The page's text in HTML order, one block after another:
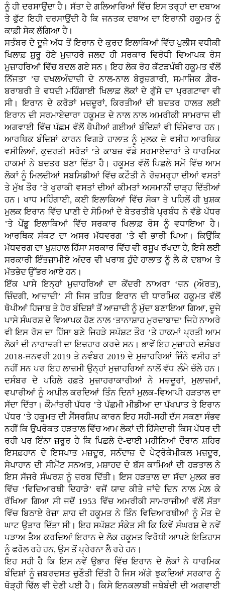
ਨੂੰ ਹੀ ਦਰਸਾਉਂਦਾ ਹੈ। ਸੱਤਾ ਦੇ ਗਲਿਆਰਿਆਂ ਵਿੱਚ ਇਸ ਤਰ੍ਹਾਂ ਦਾ ਦਬਾਅ
ਤੇ ਫੁੱਟ ਇਹੀ ਦਰਸਾਉਂਦੀ ਹੈ ਕਿ ਜਨਤਕ ਦਬਾਅ ਦਾ ਇਰਾਨੀ ਹਕੂਮਤ ਨੂੰ
ਕਾਫ਼ੀ ਸੇਕ ਲੱਗਿਆ ਹੈ।
ਸਤੰਬਰ ਦੇ ਦੂਜੇ ਅੱਧ ਤੋਂ ਇਰਾਨ ਦੇ ਕੁਰਦ ਇਲਾਕਿਆਂ ਵਿੱਚ ਪੁਲੀਸ ਵਧੀਕੀ
ਖਿਲਾਫ਼ ਸ਼ੁਰੂ ਹੋਏ ਮੁਜ਼ਾਹਰੇ ਜਲਦ ਹੀ ਸਰਕਾਰ ਵਿਰੋਧੀ ਵਿਆਪਕ ਰੋਸ
ਮੁਜ਼ਾਹਰਿਆਂ ਵਿੱਚ ਬਦਲ ਗਏ ਸਨ। ਇਹ ਲੋਕ ਰੋਹ ਕੱਟੜਪੰਥੀ ਹਕੂਮਤ ਵੱਲੋਂ
ਨਿੱਜਤਾ ’ਚ ਦਖਲਅੰਦਾਜ਼ੀ ਦੇ ਨਾਲ-ਨਾਲ ਬੇਰੁਜ਼ਗਾਰੀ, ਸਮਾਜਿਕ ਗ਼ੈਰ-
ਬਰਾਬਰੀ ਤੇ ਵਧਦੀ ਮਹਿੰਗਾਈ ਖਿਲਾਫ਼ ਲੋਕਾਂ ਦੇ ਗੁੱਸੇ ਦਾ ਪ੍ਰਗਟਾਵਾ ਵੀ
ਸੀ। ਇਰਾਨ ਦੇ ਕਰੋੜਾਂ ਮਜ਼ਦੂਰਾਂ, ਕਿਰਤੀਆਂ ਦੀ ਬਦਤਰ ਹਾਲਤ ਲਈ
ਇਰਾਨ ਦੀ ਸਰਮਾਏਦਾਰਾ ਹਕੂਮਤ ਦੇ ਨਾਲ ਨਾਲ ਅਮਰੀਕੀ ਸਾਮਰਾਜ ਦੀ
ਅਗਵਾਈ ਵਿੱਚ ਪੱਛਮ ਵੱਲੋਂ ਥੋਪੀਆਂ ਗਈਆਂ ਬੰਦਿਸ਼ਾਂ ਵੀ ਜ਼ਿੰਮੇਵਾਰ ਹਨ।
ਆਰਥਿਕ ਬੰਦਿਸ਼ਾਂ ਕਾਰਨ ਵਿਗੜੇ ਹਾਲਾਤ ਨੂੰ ਮੁਲਕ ਦੇ ਵਸੀਹ ਆਰਥਿਕ
ਵਸੀਲਿਆਂ, ਕੁਦਰਤੀ ਸਰੋਤਾਂ ’ਤੇ ਕਾਬਜ਼ ਵੱਡੇ ਸਰਮਾਏਦਾਰਾਂ ਤੇ ਧਾਰਮਿਕ
ਹਾਕਮਾਂ ਨੇ ਬਦਤਰ ਬਣਾ ਦਿੱਤਾ ਹੈ। ਹਕੂਮਤ ਵੱਲੋਂ ਪਿਛਲੇ ਸਮੇਂ ਵਿੱਚ ਆਮ
ਲੋਕਾਂ ਨੂੰ ਮਿਲਦੀਆਂ ਸਬਸਿਡੀਆਂ ਵਿੱਚ ਕਟੌਤੀ ਨੇ ਰੋਜ਼ਮਰ੍ਹਾ ਦੀਆਂ ਵਸਤਾਂ
ਤੇ ਮੁੱਖ ਤੌਰ ’ਤੇ ਖੁਰਾਕੀ ਵਸਤਾਂ ਦੀਆਂ ਕੀਮਤਾਂ ਅਸਮਾਨੀਂ ਚਾੜ੍ਹ ਦਿੱਤੀਆਂ
ਹਨ। ਖਾਧ ਮਹਿੰਗਾਈ, ਕਈ ਇਲਾਕਿਆਂ ਵਿੱਚ ਸੋਕਾ ਤੇ ਪਹਿਲੋਂ ਹੀ ਖੁਸ਼ਕ
ਮੁਲਕ ਇਰਾਨ ਵਿੱਚ ਪਾਣੀ ਦੇ ਸੋਮਿਆਂ ਦੇ ਬੇਤਰਤੀਬੇ ਪ੍ਰਬੰਧ ਨੇ ਵੱਡੇ ਪੱਧਰ
’ਤੇ ਪੇਂਡੂ ਇਲਾਕਿਆਂ ਵਿੱਚ ਸਰਕਾਰ ਖਿਲਾਫ਼ ਰੋਸ ਨੂੰ ਵਧਾਇਆ ਹੈ।
ਆਰਥਿਕ ਸੰਕਟ ਦਾ ਅਸਰ ਮੱਧਵਰਗ ’ਤੇ ਵੀ ਭਾਰੀ ਪਿਆ। ਕਿਉਂਕਿ
ਮੱਧਵਰਗ ਦਾ ਖੁਸ਼ਹਾਲ ਹਿੱਸਾ ਸਰਕਾਰ ਵਿੱਚ ਵੀ ਰਸੂਖ ਰੱਖਦਾ ਹੈ, ਇਸੇ ਲਈ
ਸਰਕਾਰੀ ਇੰਤਜ਼ਾਮੀਏ ਅੰਦਰ ਵੀ ਖਰਾਬ ਹੁੰਦੇ ਹਾਲਾਤ ਨੂੰ ਲੈ ਕੇ ਦਬਾਅ ਤੇ
ਮੱਤਭੇਦ ਉੱਭਰ ਆਏ ਹਨ।
ਇੱਕ ਪਾਸੇ ਇਨ੍ਹਾਂ ਮੁਜ਼ਾਹਰਿਆਂ ਦਾ ਕੇਂਦਰੀ ਨਾਅਰਾ ‘ਜ਼ਨ (ਔਰਤ),
ਜ਼ਿੰਦਗੀ, ਆਜ਼ਾਦੀ’ ਸੀ ਜਿਸ ਤਹਿਤ ਇਰਾਨ ਦੀ ਧਾਰਮਿਕ ਹਕੂਮਤ ਵੱਲੋਂ
ਥੋਪੀਆਂ ਹਿਜਾਬ ਤੇ ਹੋਰ ਬੰਦਿਸ਼ਾਂ ਤੋਂ ਆਜ਼ਾਦੀ ਨੂੰ ਮੁੱਦਾ ਬਣਾਇਆ ਗਿਆ, ਦੂਜੇ
ਪਾਸੇ ਸੰਘਰਸ਼ ਦੇ ਵਿਆਪਕ ਹੋਣ ਨਾਲ ‘ਤਾਨਾਸ਼ਾਹ ਮੁਰਦਾਬਾਦ’ ਜਿਹੇ ਨਾਅਰੇ
ਵੀ ਇਸ ਰੋਸ ਦਾ ਹਿੱਸਾ ਬਣੇ ਜਿਹੜੇ ਸਪੱਸ਼ਟ ਤੌਰ ’ਤੇ ਹਾਕਮਾਂ ਪ੍ਰਤੀ ਆਮ
ਲੋਕਾਂ ਦੀ ਨਾਰਾਜ਼ਗੀ ਦਾ ਇਜ਼ਹਾਰ ਕਰਦੇ ਸਨ। ਭਾਵੇਂ ਇਹ ਮੁਜ਼ਾਹਰੇ ਦਸੰਬਰ
2018-ਜਨਵਰੀ 2019 ਤੇ ਨਵੰਬਰ 2019 ਦੇ ਮੁਜ਼ਾਹਰਿਆਂ ਜਿੰਨੇ ਵਸੀਹ ਤਾਂ
ਨਹੀਂ ਸਨ ਪਰ ਇਹ ਲਾਜ਼ਮੀ ਉਨ੍ਹਾਂ ਮੁਜ਼ਾਹਰਿਆਂ ਨਾਲੋਂ ਵੱਧ ਲੰਮੇ ਚੱਲੇ ਹਨ।
ਦਸੰਬਰ ਦੇ ਪਹਿਲੇ ਹਫ਼ਤੇ ਮੁਜ਼ਾਹਰਾਕਾਰੀਆਂ ਨੇ ਮਜ਼ਦੂਰਾਂ, ਮੁਲਾਜ਼ਮਾਂ,
ਵਪਾਰੀਆਂ ਨੂੰ ਅਪੀਲ ਕਰਦਿਆਂ ਤਿੰਨ ਦਿਨਾਂ ਮੁਲਕ-ਵਿਆਪੀ ਹੜਤਾਲ ਦਾ
ਸੱਦਾ ਦਿੱਤਾ। ਕੌਮਾਂਤਰੀ ਪੱਧਰ ’ਤੇ ਪੱਛਮੀ ਮੀਡੀਆ ਦਾ ਪੱਖਪਾਤ ਤੇ ਇਰਾਨ
ਪੱਧਰ ’ਤੇ ਹਕੂਮਤ ਦੀ ਸੈਂਸਰਸ਼ਿਪ ਕਾਰਨ ਇਹ ਸਹੀ-ਸਹੀ ਦੱਸ ਸਕਣਾ ਸੰਭਵ
ਨਹੀਂ ਕਿ ਉਪਰੋਕਤ ਹੜਤਾਲ ਵਿੱਚ ਆਮ ਲੋਕਾਂ ਦੀ ਹਿੱਸੇਦਾਰੀ ਕਿਸ ਪੱਧਰ ਦੀ
ਰਹੀ ਪਰ ਇੰਨਾ ਜ਼ਰੂਰ ਹੈ ਕਿ ਪਿਛਲੇ ਦੋ-ਢਾਈ ਮਹੀਨਿਆਂ ਦੌਰਾਨ ਸ਼ਹਿਰ
ਇਸਫ਼ਹਾਨ ਦੇ ਇਸਪਾਤ ਮਜ਼ਦੂਰ, ਸਨੰਦਾਜ਼ ਦੇ ਪੈਟ੍ਰੋਕੈਮੀਕਲ ਮਜ਼ਦੂਰ,
ਸੇਪਾਹਾਨ ਦੀ ਸੀਮੈਂਟ ਸਨਅਤ, ਮਸ਼ਾਹਦ ਦੇ ਬੱਸ ਕਾਮਿਆਂ ਦੀ ਹੜਤਾਲ ਨੇ
ਇਸ ਸੱਜਰੇ ਸੰਘਰਸ਼ ਨੂੰ ਜ਼ਰਬ ਦਿੱਤੀ। ਇਸ ਹੜਤਾਲ ਦਾ ਸੱਦਾ ਮੁਲਕ ਭਰ
ਵਿੱਚ ‘ਵਿਦਿਆਰਥੀ ਦਿਹਾੜੇ’ ਵਜੋਂ ਯਾਦ ਕੀਤੇ ਜਾਂਦੇ ਦਿਨ ਨਾਲ ਮੇਲ਼ ਕੇ
ਰੱਖਿਆ ਗਿਆ ਸੀ ਜਦੋਂ 1953 ਵਿੱਚ ਅਮਰੀਕੀ ਸਾਮਰਾਜੀਆਂ ਵੱਲੋਂ ਸੱਤਾ
ਵਿੱਚ ਬਿਠਾਏ ਰੇਜ਼ਾ ਸ਼ਾਹ ਦੀ ਹਕੂਮਤ ਨੇ ਤਿੰਨ ਵਿਦਿਆਰਥੀਆਂ ਨੂੰ ਮੌਤ ਦੇ
ਘਾਟ ਉਤਾਰ ਦਿੱਤਾ ਸੀ। ਇਹ ਸਪੱਸ਼ਟ ਸੰਕੇਤ ਸੀ ਕਿ ਕਿਵੇਂ ਸੰਘਰਸ਼ ਦੇ ਨਵੇਂ
ਪੜਾਅ ਤੈਅ ਕਰਦਿਆਂ ਇਰਾਨ ਦੇ ਲੋਕ ਹਕੂਮਤ ਵਿਰੋਧੀ ਆਪਣੇ ਇਤਿਹਾਸ
ਨੂੰ ਫਰੋਲ ਰਹੇ ਹਨ, ਉਸ ਤੋਂ ਪ੍ਰੇਰਨਾ ਲੈ ਰਹੇ ਹਨ।
ਇਹ ਸਹੀ ਹੈ ਕਿ ਇਸ ਨਵੇਂ ਉਭਾਰ ਵਿੱਚ ਇਰਾਨ ਦੇ ਲੋਕਾਂ ਨੇ ਧਾਰਮਿਕ
ਬੰਦਿਸ਼ਾਂ ਨੂੰ ਜ਼ਬਰਦਸਤ ਚੁਣੌਤੀ ਦਿੱਤੀ ਹੈ ਜਿਸ ਅੱਗੇ ਝੁਕਦਿਆਂ ਸਰਕਾਰ ਨੂੰ
ਥੋੜ੍ਹੀ ਢਿੱਲ ਵੀ ਦੇਣੀ ਪਈ ਹੈ। ਕਿਸੇ ਇਨਕਲਾਬੀ ਜਥੇਬੰਦੀ ਦੀ ਅਗਵਾਈ